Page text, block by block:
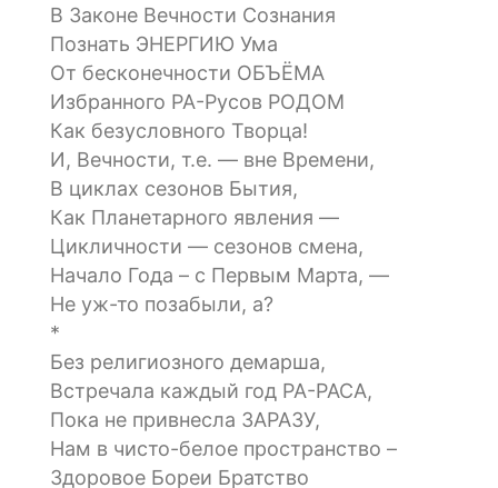
В Законе Вечности Сознания
Познать ЭНЕРГИЮ Ума
От бесконечности ОБЪЁМА
Избранного РА-Русов РОДОМ
Как безусловного Творца!
И, Вечности, т.е. — вне Времени,
В циклах сезонов Бытия,
Как Планетарного явления —
Цикличности — сезонов смена,
Начало Года – с Первым Марта, —
Не уж-то позабыли, а?
*
Без религиозного демарша,
Встречала каждый год РА-РАСА,
Пока не привнесла ЗАРАЗУ,
Нам в чисто-белое пространство –
Здоровое Бореи Братство